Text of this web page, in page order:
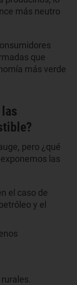
más neutro
que
más verde
pero ¿qué
las
el caso de
y el